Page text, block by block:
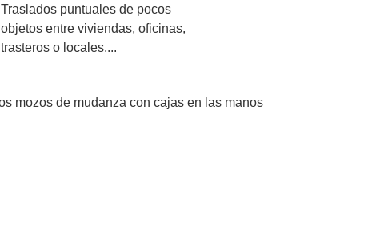
Traslados puntuales de pocos
objetos entre viviendas, oficinas,
trasteros o locales....